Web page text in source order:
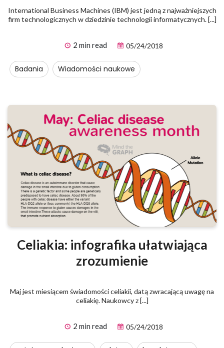
International Business Machines (IBM) jest jedną z najważniejszych
firm technologicznych w dziedzinie technologii informatycznych. [...]
2 min read 05/24/2018
Badania Wiadomości naukowe
Celiakia: infografika ułatwiająca
zrozumienie
Maj jest miesiącem świadomości celiakii, datą zwracającą uwagę na
celiakię. Naukowcy z [...]
2 min read 05/24/2018